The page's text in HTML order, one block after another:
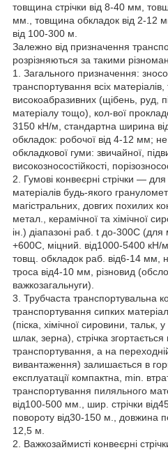
товщина стрічки від 8-40 мм,
мм., товщина обкладок від 2-12
від 100-300 м.
Залежно від призначення
розрізняються за такими
1. Загального призначення:
транспортування всіх матеріалів,
високоабразивних (щібень, руд,
матеріалу тощо), кол-вої
3150 кН/м, стандартна ширина
обкладок: робочої від 4-12 мм;
обкладкової гуми: звичайної,
високозносостійкості,
2. Гумові конвеєрні стрічки —
матеріалів будь-якого
магістральних, довгих похилих
метал., керамічної та хімічної
ін.) діапазоні раб. t до-300С
+600С, міцний. від1000-5400 кН/
товщ. обкладок раб. від6-14 мм,
троса від4-10 мм, різновид
важкозагальнуги).
3. Трубчаста транспортувальна
транспортування сипких
(піска, хімічної сировини, тальк,
шлак, зерна), стрічка
транспортування, а на
вивантаження) залишається в
експлуатації компактна, min.
транспортування пиляльного
від100-500 мм., шир. стрічки
повороту від30-150 м., довжина
12,5 м.
2. Важкозаймисті конвеєрні